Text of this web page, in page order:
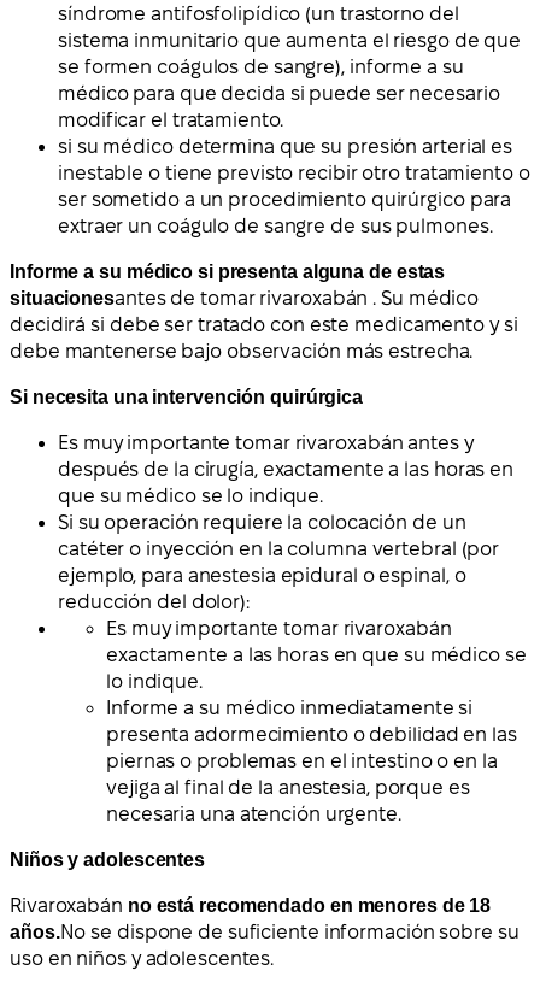
síndrome antifosfolipídico (un trastorno del
sistema inmunitario que aumenta el riesgo de que
se formen coágulos de sangre), informe a su
médico para que decida si puede ser necesario
modificar el tratamiento.
si su médico determina que su presión arterial es
inestable o tiene previsto recibir otro tratamiento o
ser sometido a un procedimiento quirúrgico para
extraer un coágulo de sangre de sus pulmones.
Informe a su médico si presenta alguna de estas
situacionesantes de tomar rivaroxabán . Su médico
decidirá si debe ser tratado con este medicamento y si
debe mantenerse bajo observación más estrecha.
Si necesita una intervención quirúrgica
Es muy importante tomar rivaroxabán antes y
después de la cirugía, exactamente a las horas en
que su médico se lo indique.
Si su operación requiere la colocación de un
catéter o inyección en la columna vertebral (por
ejemplo, para anestesia epidural o espinal, o
reducción del dolor):
Es muy importante tomar rivaroxabán
exactamente a las horas en que su médico se
lo indique.
Informe a su médico inmediatamente si
presenta adormecimiento o debilidad en las
piernas o problemas en el intestino o en la
vejiga al final de la anestesia, porque es
necesaria una atención urgente.
Niños y adolescentes
Rivaroxabán no está recomendado en menores de 18
años.No se dispone de suficiente información sobre su
uso en niños y adolescentes.